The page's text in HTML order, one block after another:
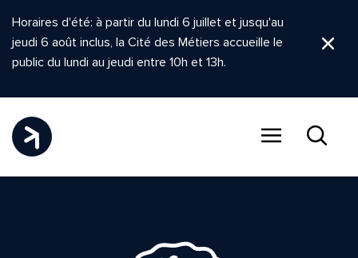
Horaires d'été: à partir du lundi 6 juillet et jusqu'au
jeudi 6 août inclus, la Cité des Métiers accueille le
public du lundi au jeudi entre 10h et 13h.